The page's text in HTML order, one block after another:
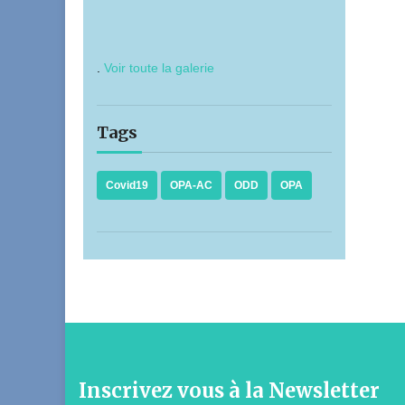
Voir toute la galerie
Tags
Covid19 OPA-AC ODD OPA
Inscrivez vous à la Newsletter